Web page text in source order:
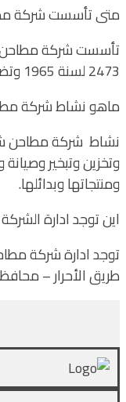
متى تأسست شركة
تأسست شركة مطاحن
2473 لسنة 1965 وتضم 8 محافظات شرق الدلتا.
ماهو نشاط شركة
نشاط شركة مطاحن
وتخزين وتبخير
ومنتجاتها وبدائلها.
اين توجد ادارة
توجد ادارة شركة
طريق الأحرار –